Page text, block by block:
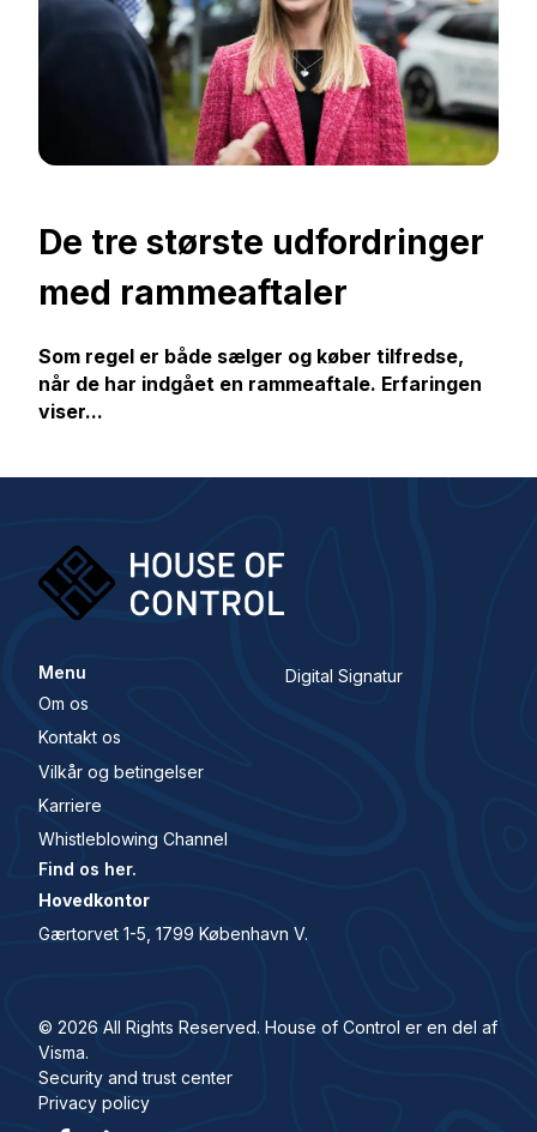
De tre største udfordringer
med rammeaftaler
Som regel er både sælger og køber tilfredse,
når de har indgået en rammeaftale. Erfaringen
viser...
Menu
Om os
Kontakt os
Vilkår og betingelser
Karriere
Whistleblowing Channel
Digital Signatur
Find os her.
Hovedkontor
Gærtorvet 1-5, 1799 København V.
© 2026 All Rights Reserved. House of Control er en del af
Visma.
Security and trust center
Privacy policy